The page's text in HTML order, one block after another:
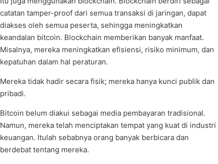
catatan tamper-proof dari semua transaksi di jaringan, dapat
diakses oleh semua peserta, sehingga meningkatkan
keandalan bitcoin. Blockchain memberikan banyak manfaat.
Misalnya, mereka meningkatkan efisiensi, risiko minimum, dan
kepatuhan dalam hal peraturan.
Mereka tidak hadir secara fisik; mereka hanya kunci publik dan
pribadi.
Bitcoin belum diakui sebagai media pembayaran tradisional.
Namun, mereka telah menciptakan tempat yang kuat di industri
keuangan. Itulah sebabnya orang banyak berbicara dan
berdebat tentang mereka.